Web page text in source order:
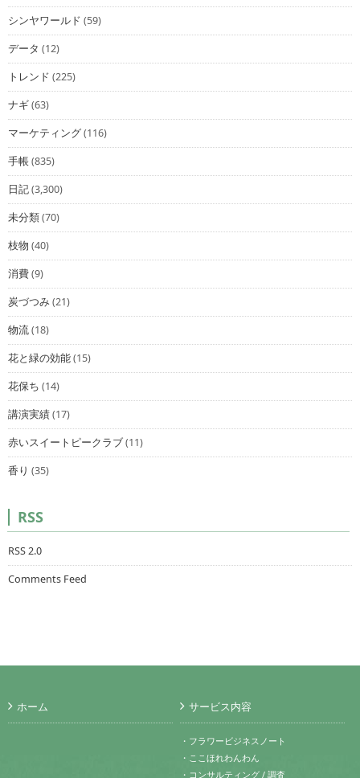
シンヤワールド (59)
データ (12)
トレンド (225)
ナギ(63)
マーケティング(116)
手帳(835)
日記(3,300)
未分類(70)
枝物 (40)
消費(9)
炭づつみ(21)
物流(18)
花と緑の効能(15)
花保ち (14)
講演実績(17)
赤いスイートピークラブ(11)
香り (35)
RSS
RSS 2.0
Comments Feed
ホーム サービス内容
・フラワービジネスノート
・ここほれわんわん
・コンサルティング / 調査